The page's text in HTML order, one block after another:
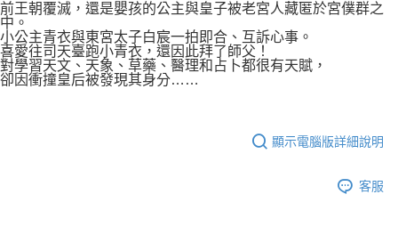
前王朝覆滅，還是嬰孩的公主與皇子被老宮人藏匿於宮僕群之
中。
小公主青衣與東宮太子白宸一拍即合、互訴心事。
喜愛往司天臺跑小青衣，還因此拜了師父！
對學習天文、天象、草藥、醫理和占卜都很有天賦，
卻因衝撞皇后被發現其身分……
顯示電腦版詳細說明
客服